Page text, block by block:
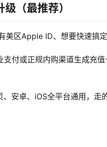
（最推荐）
美区Apple ID、想要快速搞定
付或正规内购渠道生成充
安卓、iOS全平台通用，